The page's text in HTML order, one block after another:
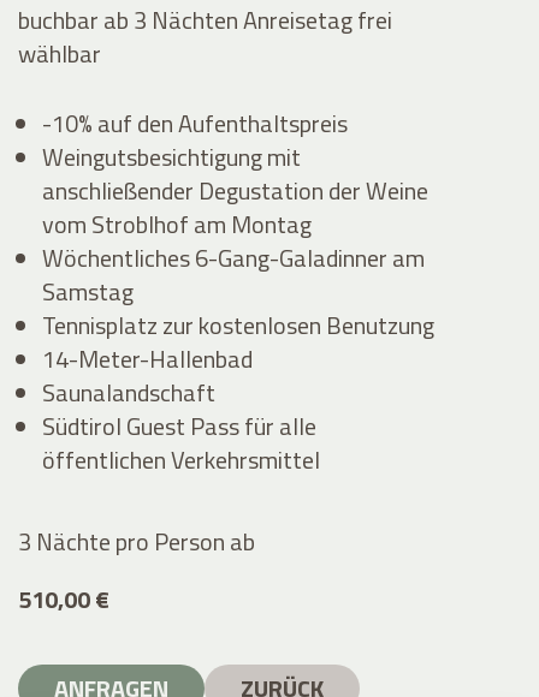
buchbar ab 3 Nächten Anreisetag frei
wählbar
-10% auf den Aufenthaltspreis
Weingutsbesichtigung mit
anschließender Degustation der Weine
vom Stroblhof am Montag
Wöchentliches 6-Gang-Galadinner am
Samstag
Tennisplatz zur kostenlosen Benutzung
14-Meter-Hallenbad
Saunalandschaft
Südtirol Guest Pass für alle
öffentlichen Verkehrsmittel
3 Nächte pro Personab
510,00 €
ANFRAGEN ZURÜCK